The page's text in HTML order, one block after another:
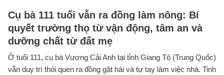
Cụ bà 111 tuổi vẫn ra đồng làm nông: Bí
quyết trường thọ từ vận động, tâm an và
dưỡng chất từ đất mẹ
Ở tuổi 111, cụ bà Vương Cải Anh tại tỉnh Giang Tô (Trung Quốc)
vẫn duy trì thói quen ra đồng gặt hái và tự tay làm việc nhà. Tinh